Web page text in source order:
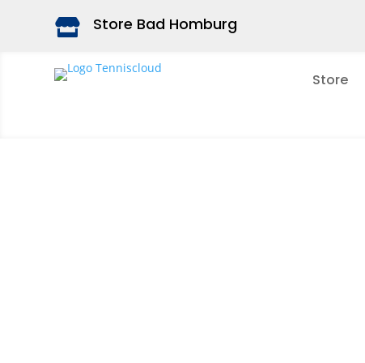
 Store Bad Homburg
Store